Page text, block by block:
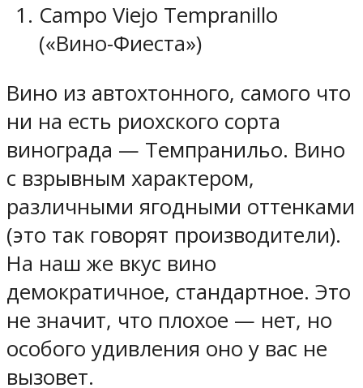
Campo Viejo Tempranillo
(«Вино-Фиеста»)
Вино из автохтонного, самого что
ни на есть риохского сорта
винограда — Темпранильо. Вино
с взрывным характером,
различными ягодными оттенками
(это так говорят производители).
На наш же вкус вино
демократичное, стандартное. Это
не значит, что плохое — нет, но
особого удивления оно у вас не
вызовет.